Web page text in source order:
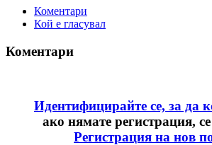
Коментари
Кой е гласувал
Коментари
Идентифицирайте се, за да
ако нямате регистрация,
Регистрация на нов